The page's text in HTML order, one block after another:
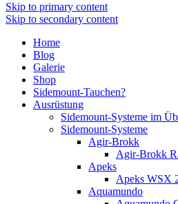
Skip to primary content
Skip to secondary content
Home
Blog
Galerie
Shop
Sidemount-Tauchen?
Ausrüstung
Sidemount-Systeme im
Sidemount-Systeme
Agir-Brokk
Agir-Brokk
Apeks
Apeks WSX
Aquamundo